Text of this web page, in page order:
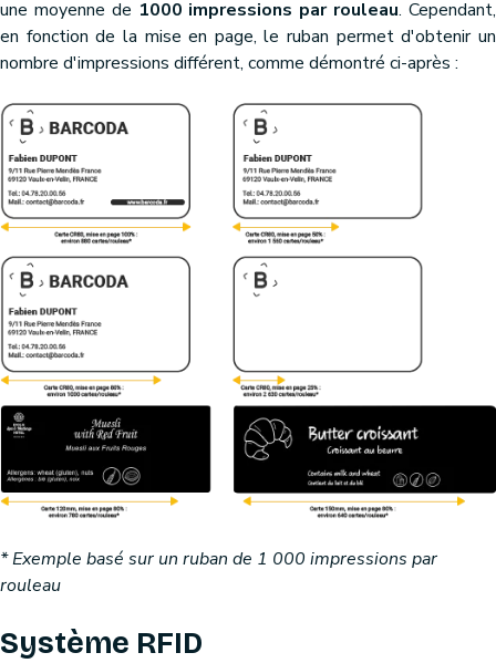
une moyenne de 1000 impressions par rouleau. Cependant,
en fonction de la mise en page, le ruban permet d'obtenir un
nombre d'impressions différent, comme démontré ci-après :
* Exemple basé sur un ruban de 1 000 impressions par
rouleau
Système RFID